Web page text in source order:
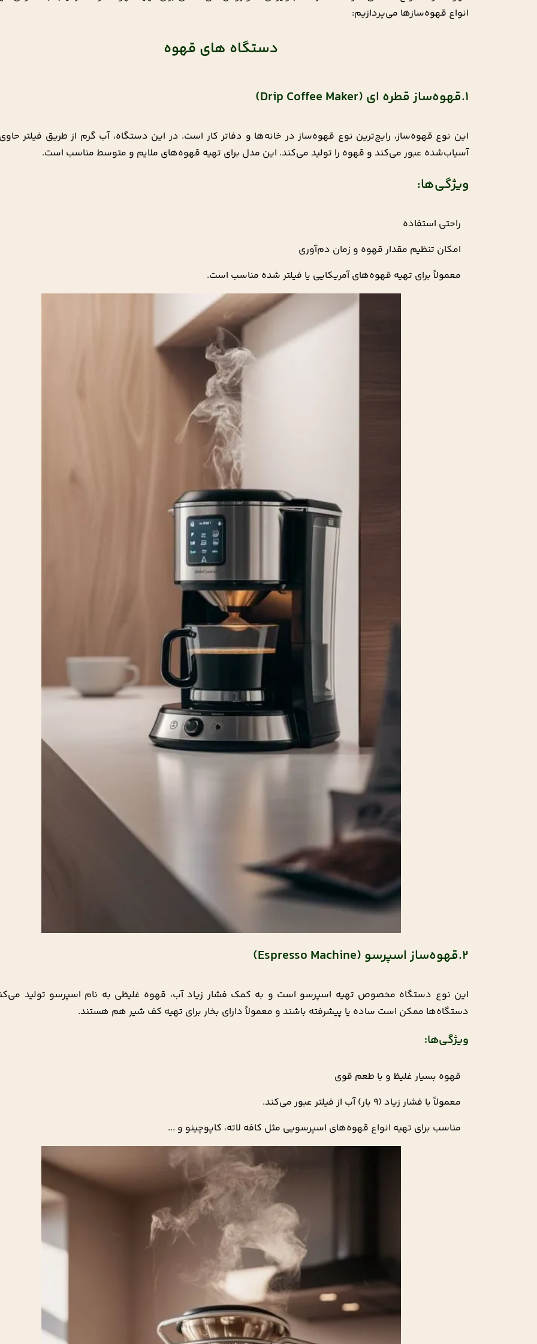
انواع قهوه‌سازها می‌پردازیم:
دستگاه های قهوه
1.قهوه‌ساز قطره ای (Drip Coffee Maker)
این نوع قهوه‌ساز، رایج‌ترین نوع قهوه‌ساز در خانه‌ها و دفاتر کار است. در این دستگاه، آب گرم از طریق فیلتر
آسیاب‌شده عبور می‌کند و قهوه‌ را تولید می‌کند. این مدل برای تهیه قهوه‌های ملایم و متوسط مناسب است.
ویژگی‌ها:
راحتی استفاده
امکان تنظیم مقدار قهوه و زمان دم‌آوری
معمولاً برای تهیه قهوه‌های آمریکایی یا فیلتر شده مناسب است.
2.قهوه‌ساز اسپرسو (Espresso Machine)
این نوع دستگاه مخصوص تهیه اسپرسو است و به کمک فشار زیاد آب، قهوه غلیظی به نام اسپرسو تولید
دستگاه‌ها ممکن است ساده یا پیشرفته باشند و معمولاً دارای بخار برای تهیه کف شیر هم هستند.
ویژگی‌ها:
قهوه بسیار غلیظ و با طعم قوی
معمولاً با فشار زیاد (۹ بار) آب از فیلتر عبور می‌کند.
مناسب برای تهیه انواع قهوه‌های اسپرسویی مثل کافه لاته، کاپوچینو و ...